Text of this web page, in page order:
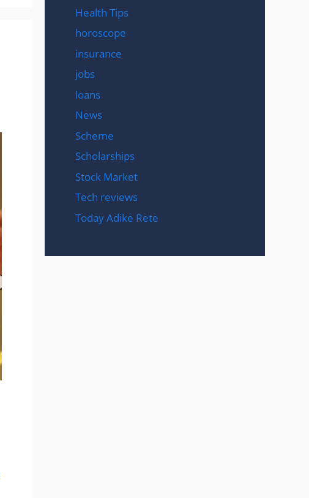
Health Tips
horoscope
insurance
jobs
loans
News
Scheme
Scholarships
Stock Market
Tech reviews
Today Adike Rete